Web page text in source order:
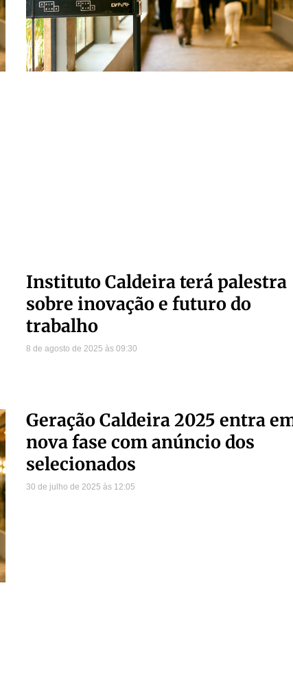
Instituto Caldeira terá palestra
sobre inovação e futuro do
trabalho
8 de agosto de 2025 09:30
Geração Caldeira 2025 entra
nova fase com anúncio dos
selecionados
30 de julho de 2025 12:05